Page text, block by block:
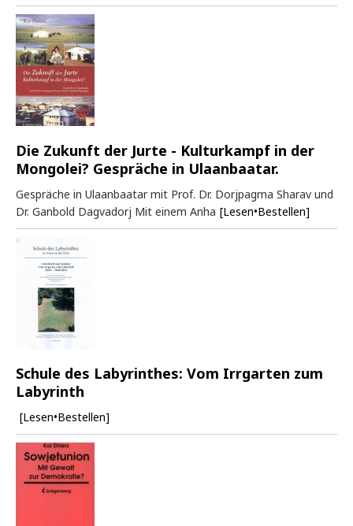
Die Zukunft der Jurte - Kulturkampf in der
Mongolei? Gespräche in Ulaanbaatar.
Gespräche in Ulaanbaatar mit Prof. Dr. Dorjpagma Sharav und
Dr. Ganbold Dagvadorj Mit einem Anha [Lesen•Bestellen]
Schule des Labyrinthes: Vom Irrgarten zum
Labyrinth
[Lesen•Bestellen]